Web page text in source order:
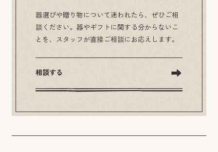
器選びや贈り物について迷われたら、ぜひご相
談ください。器やギフトに関する分からないこ
とを、スタッフが直接ご相談にお応えします。
相談する